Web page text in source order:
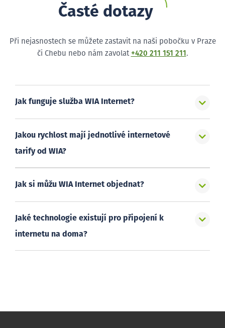
Časté dotazy
Při nejasnostech se můžete zastavit na naši pobočku v Praze
či Chebu nebo nám zavolat +420 211 151 211 .
Jak funguje služba WIA Internet?
Jakou rychlost mají jednotlivé internetové
tarify od WIA?
Jak si můžu WIA Internet objednat?
Jaké technologie existují pro připojení k
internetu na doma?